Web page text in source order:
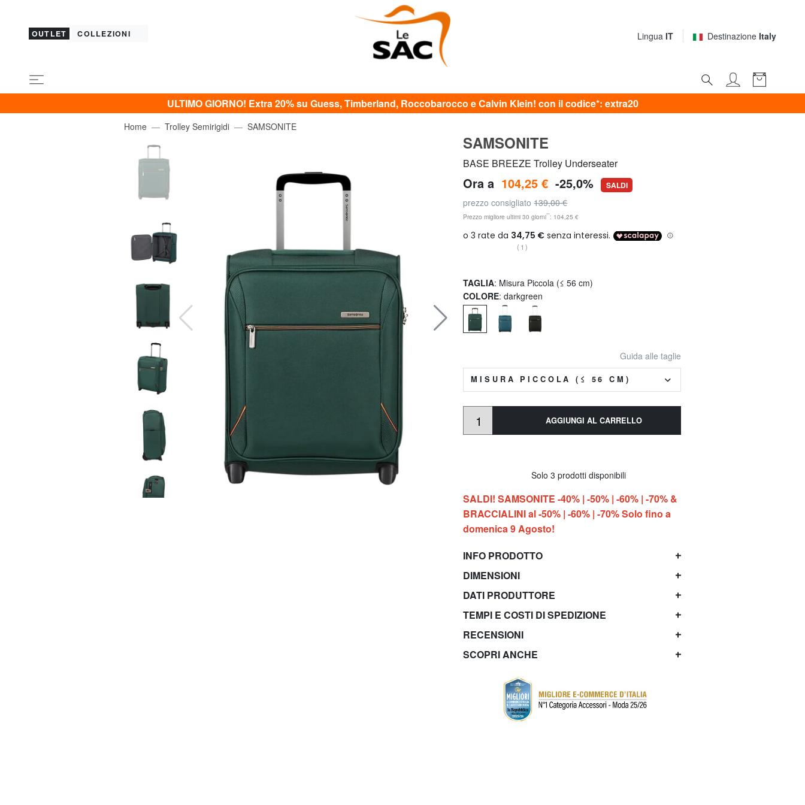
OUTLET COLLEZIONI Lingua IT Destinazione Italy
ULTIMO GIORNO! Extra 20% su Guess, Timberland, Roccobarocco e Calvin Klein! con il codice*: extra20
Home Trolley Semirigidi SAMSONITE
SAMSONITE
BASE BREEZE Trolley Underseater
Ora a 104,25 € -25,0% SALDI
prezzo consigliato139,00 €
Prezzo migliore ultimi 30 giorni**: 104,25 €
(1)
TAGLIA: Misura Piccola (≤ 56 cm)
COLORE: darkgreen
Guida alle taglie
MISURA PICCOLA (≤ 56 CM)
AGGIUNGI AL CARRELLO
Solo 3 prodotti disponibili
SALDI! SAMSONITE -40% | -50% | -60% | -70% &
BRACCIALINI al -50% | -60% | -70% Solo fino a
domenica 9 Agosto!
INFO PRODOTTO
DIMENSIONI
DATI PRODUTTORE
TEMPI E COSTI DI SPEDIZIONE
RECENSIONI
SCOPRI ANCHE